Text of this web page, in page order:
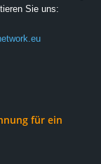
Sie uns:
für ein